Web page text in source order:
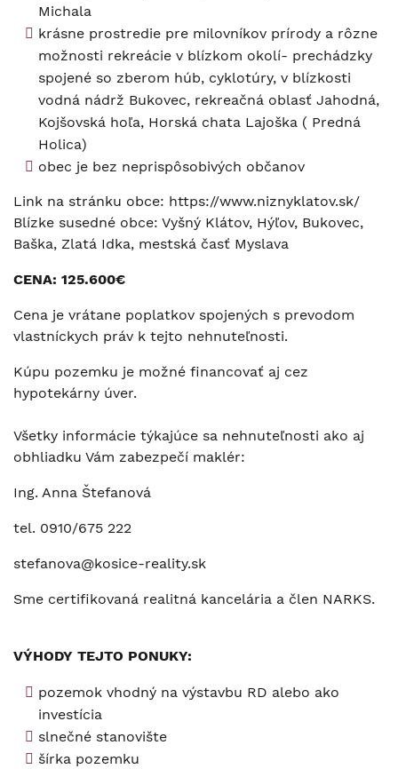
Michala
krásne prostredie pre milovníkov prírody a rôzne
možnosti rekreácie v blízkom okolí- prechádzky
spojené so zberom húb, cyklotúry, v blízkosti
vodná nádrž Bukovec, rekreačná oblasť Jahodná,
Kojšovská hoľa, Horská chata Lajoška ( Predná
Holica)
obec je bez neprispôsobivých občanov
Link na stránku obce: https://www.niznyklatov.sk/
Blízke susedné obce: Vyšný Klátov, Hýľov, Bukovec,
Baška, Zlatá Idka, mestská časť Myslava
CENA: 125.600€
Cena je vrátane poplatkov spojených s prevodom
vlastníckych práv k tejto nehnuteľnosti.
Kúpu pozemku je možné financovať aj cez
hypotekárny úver.
Všetky informácie týkajúce sa nehnuteľnosti ako aj
obhliadku Vám zabezpečí maklér:
Ing. Anna Štefanová
tel. 0910/675 222
stefanova@kosice-reality.sk
Sme certifikovaná realitná kancelária a člen NARKS.
VÝHODY TEJTO PONUKY:
pozemok vhodný na výstavbu RD alebo ako
investícia
slnečné stanovište
šírka pozemku